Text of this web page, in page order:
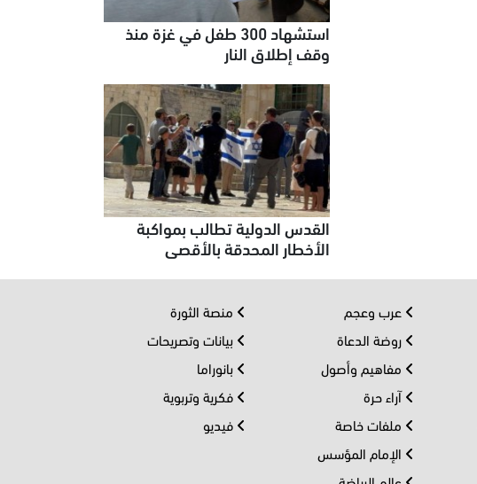
استشهاد 300 طفل في غزة منذ
وقف إطلاق النار
القدس الدولية تطالب بمواكبة
الأخطار المحدقة بالأقصى
عرب وعجم
روضة الدعاة
مفاهيم وأصول
آراء حرة
ملفات خاصة
الإمام المؤسس
منصة الثورة
بيانات وتصريحات
بانوراما
فكرية وتربوية
فيديو